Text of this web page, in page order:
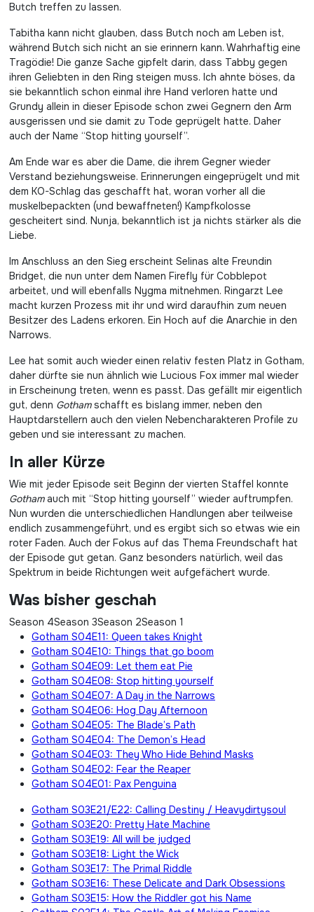
Butch treffen zu lassen.
Tabitha kann nicht glauben, dass Butch noch am Leben ist,
während Butch sich nicht an sie erinnern kann. Wahrhaftig eine
Tragödie! Die ganze Sache gipfelt darin, dass Tabby gegen
ihren Geliebten in den Ring steigen muss. Ich ahnte böses, da
sie bekanntlich schon einmal ihre Hand verloren hatte und
Grundy allein in dieser Episode schon zwei Gegnern den Arm
ausgerissen und sie damit zu Tode geprügelt hatte. Daher
auch der Name “Stop hitting yourself”.
Am Ende war es aber die Dame, die ihrem Gegner wieder
Verstand beziehungsweise. Erinnerungen eingeprügelt und mit
dem KO-Schlag das geschafft hat, woran vorher all die
muskelbepackten (und bewaffneten!) Kampfkolosse
gescheitert sind. Nunja, bekanntlich ist ja nichts stärker als die
Liebe.
Im Anschluss an den Sieg erscheint Selinas alte Freundin
Bridget, die nun unter dem Namen Firefly für Cobblepot
arbeitet, und will ebenfalls Nygma mitnehmen. Ringarzt Lee
macht kurzen Prozess mit ihr und wird daraufhin zum neuen
Besitzer des Ladens erkoren. Ein Hoch auf die Anarchie in den
Narrows.
Lee hat somit auch wieder einen relativ festen Platz in Gotham,
daher dürfte sie nun ähnlich wie Lucious Fox immer mal wieder
in Erscheinung treten, wenn es passt. Das gefällt mir eigentlich
gut, denn Gothamschafft es bislang immer, neben den
Hauptdarstellern auch den vielen Nebencharakteren Profile zu
geben und sie interessant zu machen.
In aller Kürze
Wie mit jeder Episode seit Beginn der vierten Staffel konnte
Gothamauch mit “Stop hitting yourself” wieder auftrumpfen.
Nun wurden die unterschiedlichen Handlungen aber teilweise
endlich zusammengeführt, und es ergibt sich so etwas wie ein
roter Faden. Auch der Fokus auf das Thema Freundschaft hat
der Episode gut getan. Ganz besonders natürlich, weil das
Spektrum in beide Richtungen weit aufgefächert wurde.
Was bisher geschah
Season 4Season 3Season 2Season 1
Gotham S04E11: Queen takes Knight
Gotham S04E10: Things that go boom
Gotham S04E09: Let them eat Pie
Gotham S04E08: Stop hitting yourself
Gotham S04E07: A Day in the Narrows
Gotham S04E06: Hog Day Afternoon
Gotham S04E05: The Blade’s Path
Gotham S04E04: The Demon’s Head
Gotham S04E03: They Who Hide Behind Masks
Gotham S04E02: Fear the Reaper
Gotham S04E01: Pax Penguina
Gotham S03E21/E22: Calling Destiny / Heavydirtysoul
Gotham S03E20: Pretty Hate Machine
Gotham S03E19: All will be judged
Gotham S03E18: Light the Wick
Gotham S03E17: The Primal Riddle
Gotham S03E16: These Delicate and Dark Obsessions
Gotham S03E15: How the Riddler got his Name